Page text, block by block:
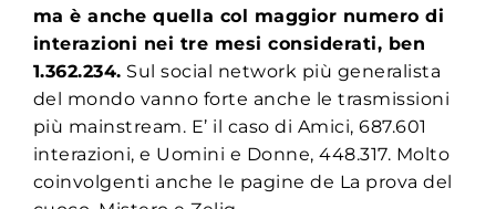
ma è anche quella col maggior numero di
interazioni nei tre mesi considerati, ben
1.362.234. Sul social network più generalista
del mondo vanno forte anche le trasmissioni
più mainstream. E’ il caso di Amici, 687.601
interazioni, e Uomini e Donne, 448.317. Molto
coinvolgenti anche le pagine de La prova del